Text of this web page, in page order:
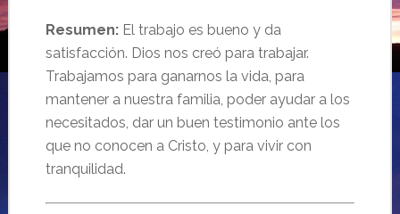
Resumen:El trabajo es bueno y da
satisfacción. Dios nos creó para trabajar.
Trabajamos para ganarnos la vida, para
mantener a nuestra familia, poder ayudar a los
necesitados, dar un buen testimonio ante los
que no conocen a Cristo, y para vivir con
tranquilidad.